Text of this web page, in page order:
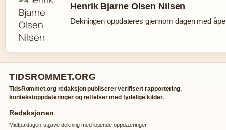
Henrik Bjarne Olsen Nilsen
Dekningen oppdateres gjennom dagen med
TIDSROMMET.ORG
TidsRommet.org redaksjon publiserer verifisert rapportering,
kontekstoppdateringer og rettelser med tydelige kilder.
Redaksjonen
Midtpa dagen-utgave dekning med lopende oppdateringer.